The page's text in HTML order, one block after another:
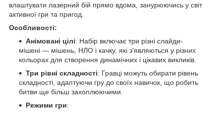
влаштувати лазерний бій прямо вдома, занурюючись у світ
активної гри та пригод.
Особливості:
Анімовані цілі: Набір включає три різні слайди-
мішені — мішень, НЛО і качку, які з'являються у різних
кольорах для створення динамічних і цікавих викликів.
Три рівні складності: Гравці можуть обирати рівень
складності, адаптуючи гру до своїх навичок, що робить
битви ще більш захоплюючими.
Режими гри: